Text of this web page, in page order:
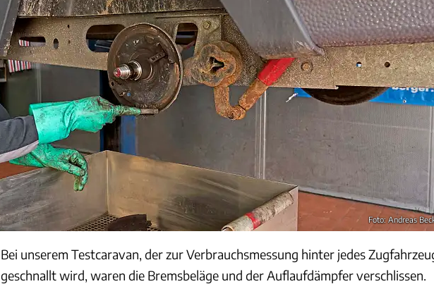
Foto: Andreas
Bei unserem Testcaravan, der zur Verbrauchsmessung hinter jedes
geschnallt wird, waren die Bremsbeläge und der Auflaufdämpfer verschlissen.